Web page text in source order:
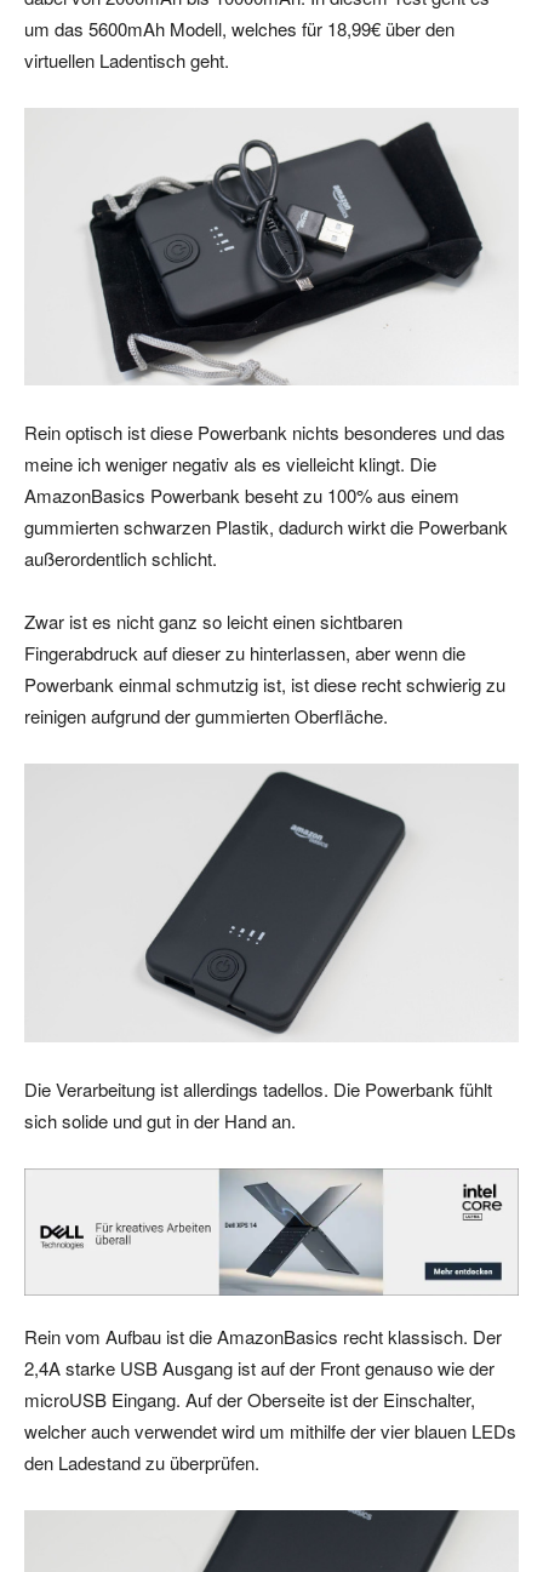
um das 5600mAh Modell, welches für 18,99€ über den
virtuellen Ladentisch geht.
Rein optisch ist diese Powerbank nichts besonderes und das
meine ich weniger negativ als es vielleicht klingt. Die
AmazonBasics Powerbank beseht zu 100% aus einem
gummierten schwarzen Plastik, dadurch wirkt die Powerbank
außerordentlich schlicht.
Zwar ist es nicht ganz so leicht einen sichtbaren
Fingerabdruck auf dieser zu hinterlassen, aber wenn die
Powerbank einmal schmutzig ist, ist diese recht schwierig zu
reinigen aufgrund der gummierten Oberfläche.
Die Verarbeitung ist allerdings tadellos. Die Powerbank fühlt
sich solide und gut in der Hand an.
Rein vom Aufbau ist die AmazonBasics recht klassisch. Der
2,4A starke USB Ausgang ist auf der Front genauso wie der
microUSB Eingang. Auf der Oberseite ist der Einschalter,
welcher auch verwendet wird um mithilfe der vier blauen LEDs
den Ladestand zu überprüfen.